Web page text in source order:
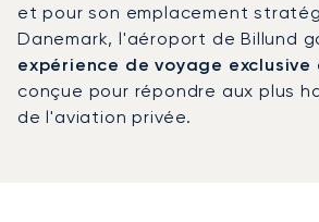
et pour son emplacement
Danemark, l'aéroport de Billund
expérience de voyage
conçue pour répondre aux plus
de l'aviation privée.